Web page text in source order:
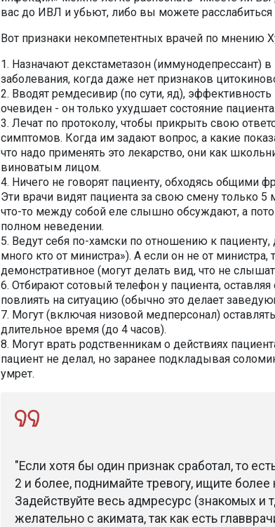
вас до ИВЛ и убьют, либо вы можете
Вот признаки некомпетентных врачей по мнению
1. Назначают декстаметазон
заболевания, когда даже нет признаков
2. Вводят ремдесивир (по сути, яд),
очевиден - он только ухудшает состояние пациента.
3. Лечат по протоколу, чтобы прикрыть свою
симптомов. Когда им задают вопрос, а какие
что надо применять это лекарство, они как
виноватым лицом.
4. Ничего не говорят пациенту, обходясь общими
Эти врачи видят пациента за свою смену только 5
что-то между собой еле слышно обсуждают, а
полном неведении.
5. Ведут себя по-хамски по отношению к пациенту,
много кто от министра»). А если он не от министра,
демонстративное (могут делать вид, что не слышат
6. Отбирают сотовый телефон у пациента,
повлиять на ситуацию (обычно это делает
7. Могут (включая низовой медперсонал)
длительное время (до 4 часов).
8. Могут врать родственникам о действиях
пациент не делал, но заранее подкладывая
умрет.
"Если хотя бы один признак сработал, то
2 и более, поднимайте тревогу, ищите
Задействуйте весь адмресурс (знакомых и
желательно с акимата, так как есть